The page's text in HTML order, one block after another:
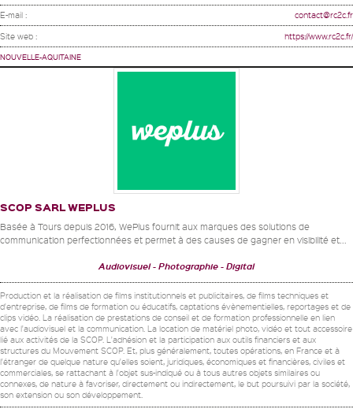
E-mail : contact@rc2c.fr
Site web : https://www.rc2c.fr/
NOUVELLE-AQUITAINE
SCOP SARL WEPLUS
Basée à Tours depuis 2016, WePlus fournit aux marques des solutions de
communication perfectionnées et permet à des causes de gagner en visibilité et...
Audiovisuel Photographie Digital
Production et la réalisation de films institutionnels et publicitaires, de films techniques et
d'entreprise, de films de formation ou éducatifs, captations évènementielles, reportages et de
clips vidéo. La réalisation de prestations de conseil et de formation professionnelle en lien
avec l'audiovisuel et la communication. La location de matériel photo, vidéo et tout accessoire
lié aux activités de la SCOP. L'adhésion et la participation aux outils financiers et aux
structures du Mouvement SCOP. Et, plus généralement, toutes opérations, en France et à
l'étranger de quelque nature qu'elles soient, juridiques, économiques et financières, civiles et
commerciales, se rattachant à l'objet sus-indiqué ou à tous autres objets similaires ou
connexes, de nature à favoriser, directement ou indirectement, le but poursuivi par la société,
son extension ou son développement.